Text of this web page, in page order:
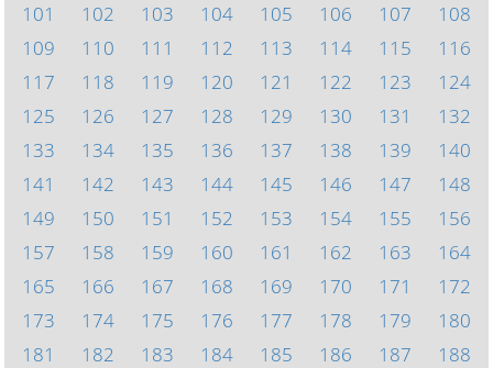
101
102 103 104 105 106 107
108
109
110 111 112 113 114 115
116
117
118 119 120 121 122 123
124
125
126 127 128 129 130 131
132
133
134 135 136 137 138 139
140
141
142 143 144 145 146 147
148
149
150 151 152 153 154 155
156
157
158 159 160 161 162 163
164
165
166 167 168 169 170 171
172
173
174 175 176 177 178 179
180
181
182 183 184 185 186 187
188